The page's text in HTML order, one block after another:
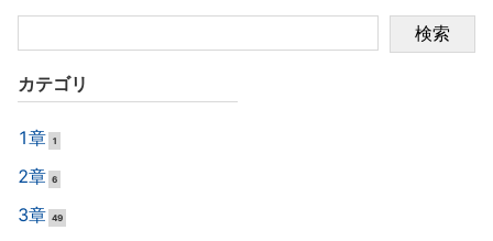
検索
カテゴリ
1章 1
2章 6
3章 49